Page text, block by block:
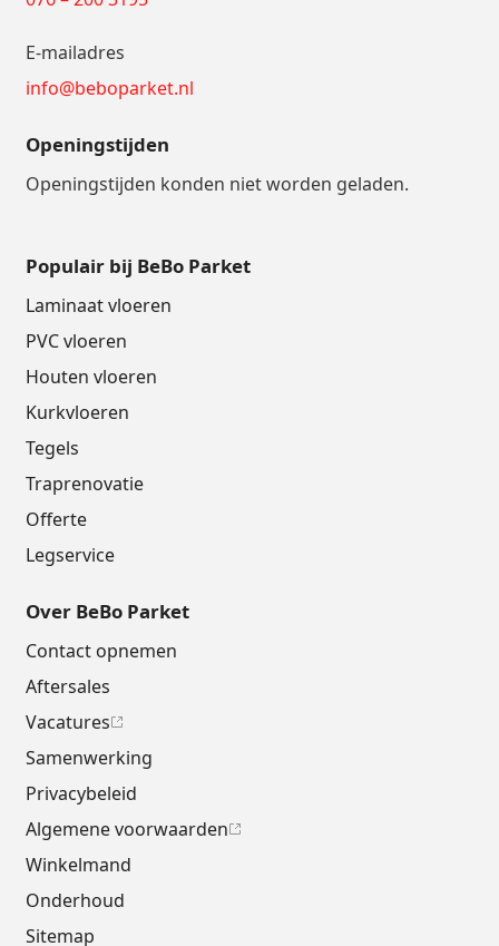
E-mailadres
info@beboparket.nl
Openingstijden
Openingstijden konden niet worden geladen.
Populair bij BeBo Parket
Laminaat vloeren
PVC vloeren
Houten vloeren
Kurkvloeren
Tegels
Traprenovatie
Offerte
Legservice
Over BeBo Parket
Contact opnemen
Aftersales
Vacatures
Samenwerking
Privacybeleid
Algemene voorwaarden
Winkelmand
Onderhoud
Sitemap